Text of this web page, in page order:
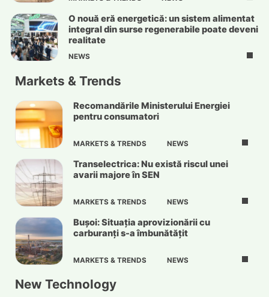
O nouă eră energetică: un sistem alimentat
integral din surse regenerabile poate deveni
realitate
NEWS
Markets & Trends
Recomandările Ministerului Energiei
pentru consumatori
MARKETS & TRENDS NEWS
Transelectrica: Nu există riscul unei
avarii majore în SEN
MARKETS & TRENDS NEWS
Bușoi: Situația aprovizionării cu
carburanți s-a îmbunătățit
MARKETS & TRENDS NEWS
New Technology